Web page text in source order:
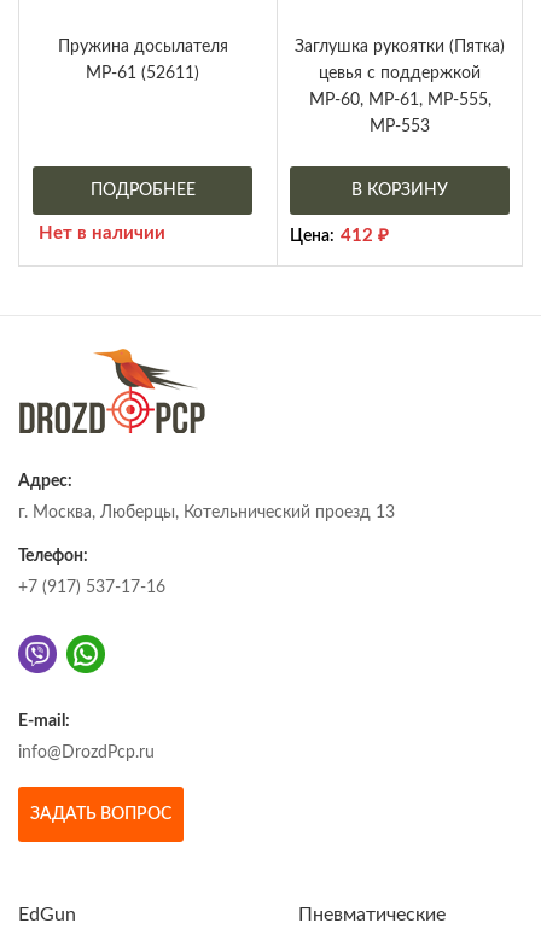
Пружина досылателя
МР-61 (52611)
ПОДРОБНЕЕ
Нет в наличии
Заглушка рукоятки (Пятка)
цевья с поддержкой
МР-60, МР-61, МР-555,
МР-553
В КОРЗИНУ
Цена: 412 ₽
Адрес:
г. Москва, Люберцы, Котельнический проезд 13
Телефон:
+7 (917) 537-17-16
E-mail:
info@DrozdPcp.ru
ЗАДАТЬ ВОПРОС
EdGun Пневматические